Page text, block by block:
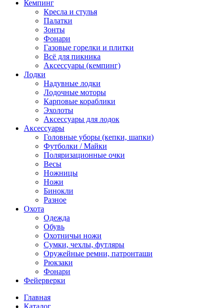
Кемпинг
Кресла и стулья
Палатки
Зонты
Фонари
Газовые горелки и плитки
Всё для пикника
Аксессуары (кемпинг)
Лодки
Надувные лодки
Лодочные моторы
Карповые кораблики
Эхолоты
Аксессуары для лодок
Аксессуары
Головные уборы (кепки, шапки)
Футболки / Майки
Поляризационные очки
Весы
Ножницы
Ножи
Бинокли
Разное
Охота
Одежда
Обувь
Охотничьи ножи
Сумки, чехлы, футляры
Оружейные ремни, патронташи
Рюкзаки
Фонари
Фейерверки
Главная
Каталог